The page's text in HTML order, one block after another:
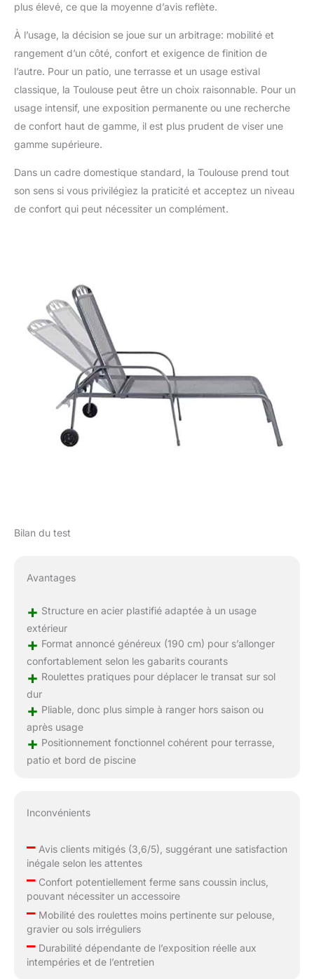
plus élevé, ce que la moyenne d’avis reflète.
À l’usage, la décision se joue sur un arbitrage: mobilité et
rangement d’un côté, confort et exigence de finition de
l’autre. Pour un patio, une terrasse et un usage estival
classique, la Toulouse peut être un choix raisonnable. Pour un
usage intensif, une exposition permanente ou une recherche
de confort haut de gamme, il est plus prudent de viser une
gamme supérieure.
Dans un cadre domestique standard, la Toulouse prend tout
son sens si vous privilégiez la praticité et acceptez un niveau
de confort qui peut nécessiter un complément.
Bilan du test
Avantages
+ Structure en acier plastifié adaptée à un usage
extérieur
+ Format annoncé généreux (190 cm) pour s’allonger
confortablement selon les gabarits courants
+ Roulettes pratiques pour déplacer le transat sur sol
dur
+ Pliable, donc plus simple à ranger hors saison ou
après usage
+ Positionnement fonctionnel cohérent pour terrasse,
patio et bord de piscine
Inconvénients
–Avis clients mitigés (3,6/5), suggérant une satisfaction
inégale selon les attentes
–Confort potentiellement ferme sans coussin inclus,
pouvant nécessiter un accessoire
–Mobilité des roulettes moins pertinente sur pelouse,
gravier ou sols irréguliers
–Durabilité dépendante de l’exposition réelle aux
intempéries et de l’entretien